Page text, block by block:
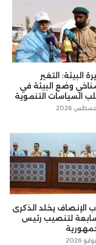
البيئة: التغير
وضع البيئة في
السياسات التنموية
الإنصاف يخلد الذكرى
لتنصيب رئيس